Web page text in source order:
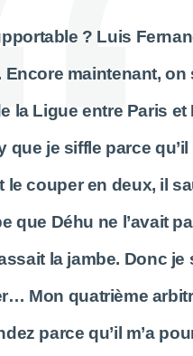
? Luis
maintenant, on
la Ligue entre Paris et
que je siffle parce
couper en deux, il
que Déhu ne l’avait
la jambe. Donc je
Mon quatrième
parce qu’il m’a